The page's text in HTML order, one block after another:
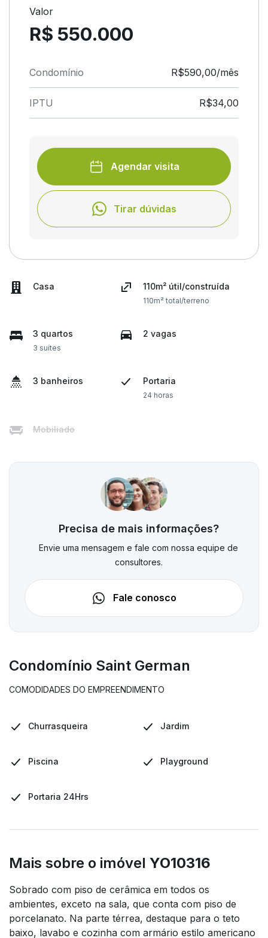
Valor
R$ 550.000
Condomínio R$590,00/mês
IPTU R$34,00
Agendar visita
Tirar dúvidas
Casa 110m² útil/construída
110m² total/terreno
3 quartos
3 suítes
2 vagas
3 banheiros Portaria
24 horas
Mobiliado
Precisa de mais informações?
Envie uma mensagem e fale com nossa equipe de
consultores.
Fale conosco
Condomínio Saint German
COMODIDADES DO EMPREENDIMENTO
Churrasqueira Jardim
Piscina Playground
Portaria 24Hrs
Mais sobre o imóvel YO10316
Sobrado com piso de cerâmica em todos os
ambientes, exceto na sala, que conta com piso de
porcelanato. Na parte térrea, destaque para o teto
baixo, lavabo e cozinha com armário estilo americano